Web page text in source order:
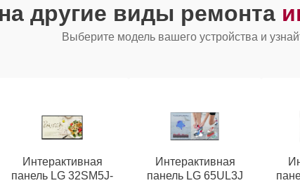
другие виды ремонта
Выберите модель вашего устройства и
Интерактивная
панель LG 32SM5J-
Интерактивная
панель LG 65UL3J